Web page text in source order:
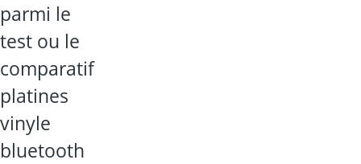
parmi le
test ou le
comparatif
platines
vinyle
bluetooth